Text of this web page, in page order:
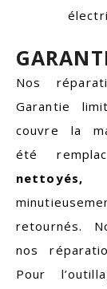
Nos
Garantie
couvre la
été
retournés.
nos
Pour